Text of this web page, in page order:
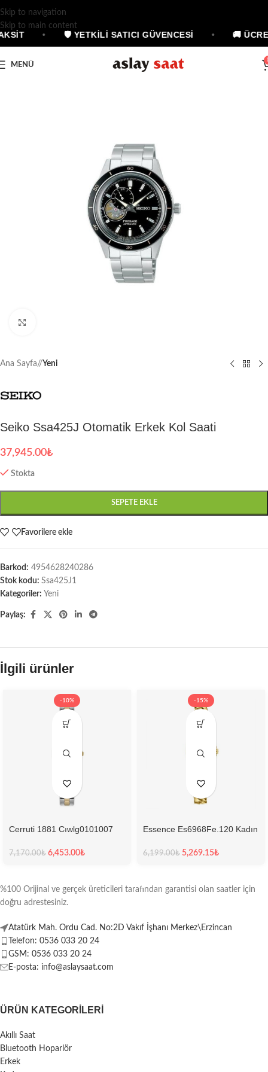
Skip to navigation
Skip to main content
🛡 YETKİLİ SATICI GÜVENCESİ 🚚
MENÜ
Ana Sayfa/ Yeni
Seiko Ssa425J Otomatik Erkek Kol Saati
37,945.00₺
Stokta
SEPETE EKLE
Favorilere ekle
Barkod: 4954628240286
Stok kodu: Ssa425J1
Kategoriler: Yeni
Paylaş:
İlgili ürünler
-10%
Cerruti 1881 Cıwlg0101007
7,170.00₺ 6,453.00₺
-15%
Essence Es6968Fe.120 Kadın
6,199.00₺ 5,269.15₺
%100 Orijinal ve gerçek üreticileri tarafından garantisi olan saatler için
doğru adrestesiniz.
Atatürk Mah. Ordu Cad. No:2D Vakıf İşhanı Merkez\Erzincan
Telefon: 0536 033 20 24
GSM: 0536 033 20 24
E-posta: info@aslaysaat.com
ÜRÜN KATEGORILERI
Akıllı Saat
Bluetooth Hoparlör
Erkek